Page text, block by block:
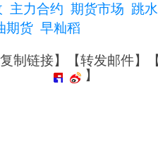
主力合约 期货市场 跳水
期货 早籼稻
复制链接】【转发邮件】
】